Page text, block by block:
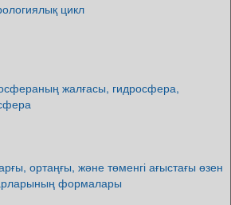
цикл
жалғасы, гидросфера,
ортаңғы, және төменгі ағыстағы өзен
формалары